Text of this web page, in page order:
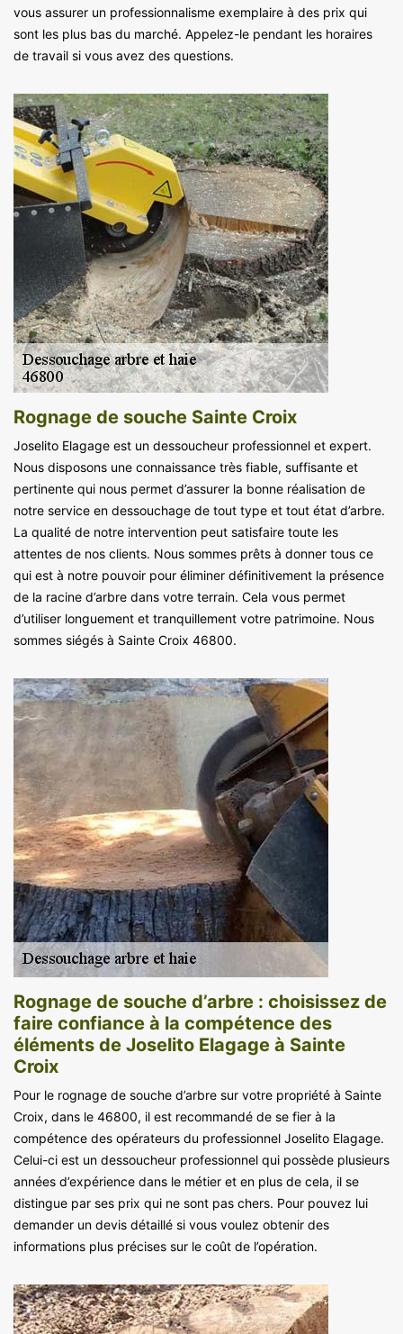
vous assurer un professionnalisme exemplaire à des prix qui
sont les plus bas du marché. Appelez-le pendant les horaires
de travail si vous avez des questions.
Rognage de souche Sainte Croix
Joselito Elagage est un dessoucheur professionnel et expert.
Nous disposons une connaissance très fiable, suffisante et
pertinente qui nous permet d’assurer la bonne réalisation de
notre service en dessouchage de tout type et tout état d’arbre.
La qualité de notre intervention peut satisfaire toute les
attentes de nos clients. Nous sommes prêts à donner tous ce
qui est à notre pouvoir pour éliminer définitivement la présence
de la racine d’arbre dans votre terrain. Cela vous permet
d’utiliser longuement et tranquillement votre patrimoine. Nous
sommes siégés à Sainte Croix 46800.
Rognage de souche d’arbre : choisissez de
faire confiance à la compétence des
éléments de Joselito Elagage à Sainte
Croix
Pour le rognage de souche d’arbre sur votre propriété à Sainte
Croix, dans le 46800, il est recommandé de se fier à la
compétence des opérateurs du professionnel Joselito Elagage.
Celui-ci est un dessoucheur professionnel qui possède plusieurs
années d’expérience dans le métier et en plus de cela, il se
distingue par ses prix qui ne sont pas chers. Pour pouvez lui
demander un devis détaillé si vous voulez obtenir des
informations plus précises sur le coût de l’opération.